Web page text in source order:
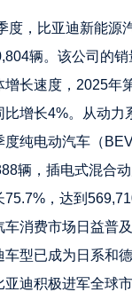
度，比亚迪新能源
辆。该公司的
长速度，2025年
比增长4%。从动力
度纯电动汽车（
辆，插电式混合动
75.7%，达到
车消费市场日益普
车型已成为日系和
迪积极进军全球